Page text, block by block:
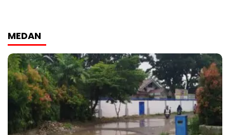
MEDAN